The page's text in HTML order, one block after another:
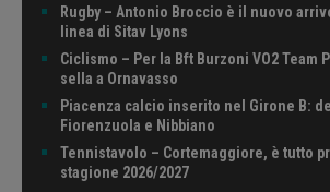
Rugby – Antonio Broccio è il nuovo
linea di Sitav Lyons
Ciclismo – Per la Bft Burzoni VO2 Team
sella a Ornavasso
Piacenza calcio inserito nel Girone B:
Fiorenzuola e Nibbiano
Tennistavolo – Cortemaggiore, è tutto
stagione 2026/2027